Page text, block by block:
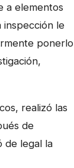
a elementos
inspección le
ponerlo
realizó las
de
de legal la